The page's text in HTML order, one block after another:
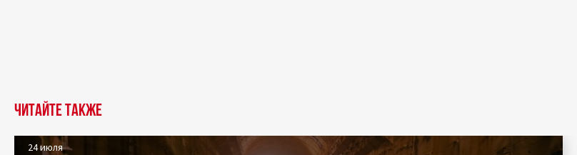
Читайте также
24 июля